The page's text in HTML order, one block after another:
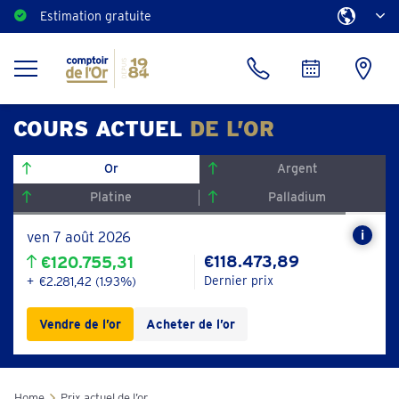
Estimation gratuite
COURS ACTUEL DE L’OR
Or
Argent
Platine
Palladium
ven 7 août 2026
Le
de
€120.755,31
€2.281,42 (1.93%)
€118.473,89
Dernier prix
Vendre de l’or Acheter de l’or